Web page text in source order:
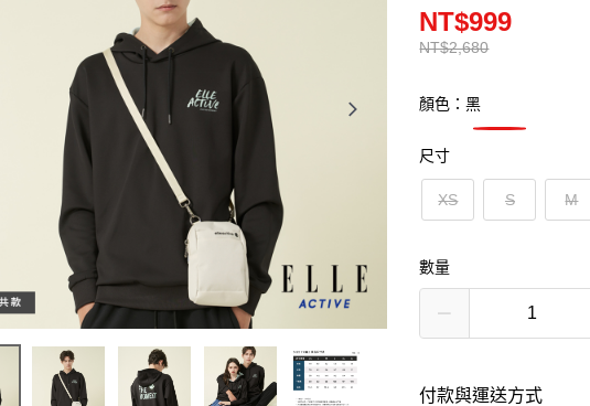
NT$2,680
NT$999
顏色：黑
尺寸
XS S M
數量
付款與運送方式